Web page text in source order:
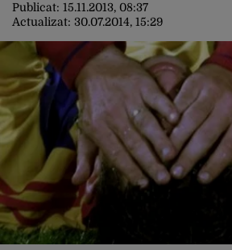
Publicat: 15.11.2013, 08:37
Actualizat: 30.07.2014, 15:29